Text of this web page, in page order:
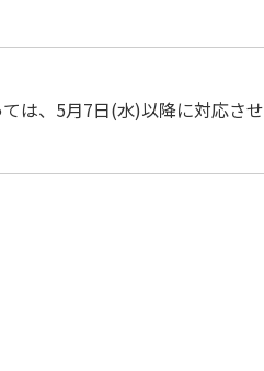
は、5月7日(水)以降に対応させ